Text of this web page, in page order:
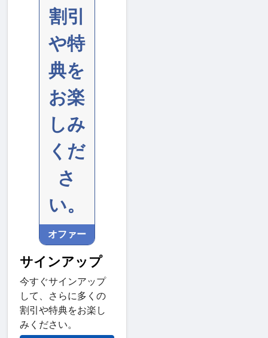
割引
や特
典を
お楽
しみ
くだ
さ
い。
オファー
サインアップ
今すぐサインアップ
して、さらに多くの
割引や特典をお楽し
みください。